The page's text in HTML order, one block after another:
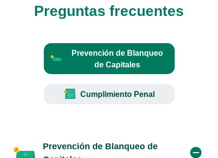
Preguntas frecuentes
Prevención de Blanqueo
de Capitales
Cumplimiento Penal
Prevención de Blanqueo de
Cumplimiento Penal